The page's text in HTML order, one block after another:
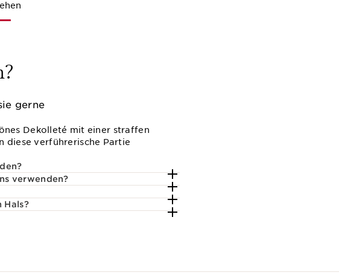
gerne
Dekolleté mit einer straffen
diese verführerische Partie
verwenden?
Hals?